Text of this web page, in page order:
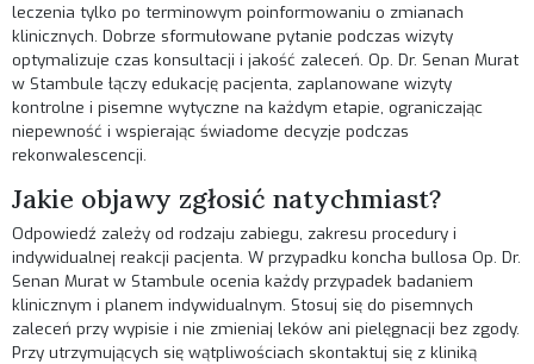
leczenia tylko po terminowym poinformowaniu o zmianach
klinicznych. Dobrze sformułowane pytanie podczas wizyty
optymalizuje czas konsultacji i jakość zaleceń. Op. Dr. Senan Murat
w Stambule łączy edukację pacjenta, zaplanowane wizyty
kontrolne i pisemne wytyczne na każdym etapie, ograniczając
niepewność i wspierając świadome decyzje podczas
rekonwalescencji.
Jakie objawy zgłosić natychmiast?
Odpowiedź zależy od rodzaju zabiegu, zakresu procedury i
indywidualnej reakcji pacjenta. W przypadku koncha bullosa Op. Dr.
Senan Murat w Stambule ocenia każdy przypadek badaniem
klinicznym i planem indywidualnym. Stosuj się do pisemnych
zaleceń przy wypisie i nie zmieniaj leków ani pielęgnacji bez zgody.
Przy utrzymujących się wątpliwościach skontaktuj się z kliniką